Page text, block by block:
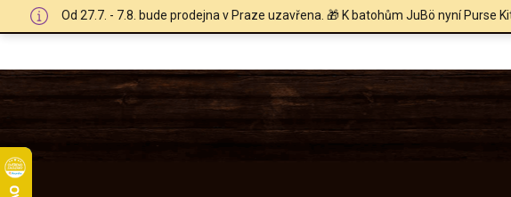
Od 27.7. - 7.8. bude prodejna v Praze uzavřena. 🎁 K batohům JuBö nyní Purse